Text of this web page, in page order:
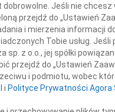
INNE
Marcin
"Nie
Panu
Karol
Z
Pani
Jeśli nie chcesz
przejdź do „Ustawień
i mierzenia informacji
Tobie usług. Jeśli
z o.o., jej spółki
przejdź do „Ustawień
i podmiotu, wobec
i Polityce Prywatności Agora